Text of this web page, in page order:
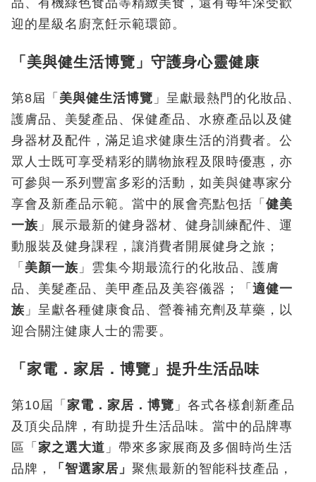
品、有機綠色食品等精緻美食，還有每年深受歡
迎的星級名廚烹飪示範環節。
「美與健生活博覽」守護身心靈健康
第8屆「 美與健生活博覽 」呈獻最熱門的化妝品、
護膚品、美髮產品、保健產品、水療產品以及健
身器材及配件，滿足追求健康生活的消費者。公
眾人士既可享受精彩的購物旅程及限時優惠，亦
可參與一系列豐富多彩的活動，如美與健專家分
享會及新產品示範。當中的展會亮點包括「 健美
一族 」展示最新的健身器材、健身訓練配件、運
動服裝及健身課程，讓消費者開展健身之旅；
「 美顏一族 」雲集今期最流行的化妝品、護膚
品、美髮產品、美甲產品及美容儀器；「 適健一
族 」呈獻各種健康食品、營養補充劑及草藥，以
迎合關注健康人士的需要。
「家電．家居．博覽」提升生活品味
第10屆「 家電．家居．博覽 」各式各樣創新產品
及頂尖品牌，有助提升生活品味。當中的品牌專
區「 家之選大道 」帶來多家展商及多個時尚生活
品牌，
「智選家居」 聚焦最新的智能科技產品，